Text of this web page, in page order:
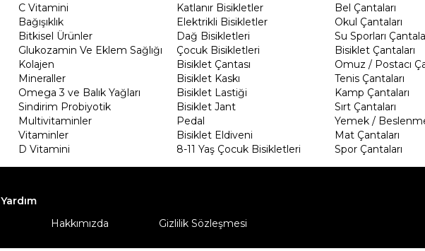
C Vitamini
Bağışıklık
Bitkisel Ürünler
Glukozamin Ve Eklem Sağlığı
Kolajen
Mineraller
Omega 3 ve Balık Yağları
Sindirim Probiyotik
Multivitaminler
Vitaminler
D Vitamini
Katlanır Bisikletler
Elektrikli Bisikletler
Dağ Bisikletleri
Çocuk Bisikletleri
Bisiklet Çantası
Bisiklet Kaskı
Bisiklet Lastiği
Bisiklet Jant
Pedal
Bisiklet Eldiveni
8-11 Yaş Çocuk Bisikletleri
Bel Çantaları
Okul Çantaları
Su Sporları
Bisiklet Çantaları
Omuz / Postacı
Tenis Çantaları
Kamp Çantaları
Sırt Çantaları
Yemek /
Mat Çantaları
Spor Çantaları
Yardım
Hakkımızda Gizlilik Sözleşmesi